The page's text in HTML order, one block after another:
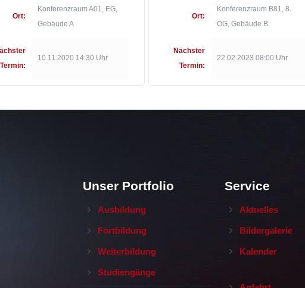
Ort:
Konferenzraum A01, EG,
Gebäude A
Termin:
10.11.2020 14:30 Uhr
Ort:
Konferenzraum B81, 8.
OG, Gebäude B
Nächster
Termin:
22.02.2023 08:00 Uhr
Unser Portfolio
Ausbildung
Fortbildung
Weiterbildung
Studiengänge
Service
Aktuelles
Bildergalerie
Kalender